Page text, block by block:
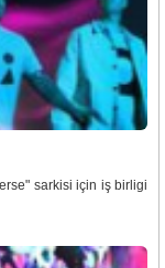
sarkisi için iş birligi